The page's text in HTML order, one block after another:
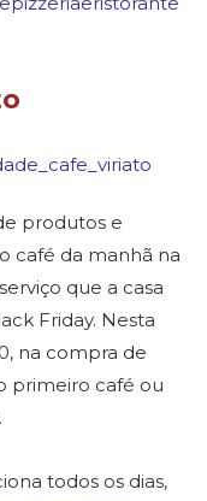
produtos e
café da manhã na
que a casa
Friday. Nesta
na compra de
primeiro café ou
todos os dias,